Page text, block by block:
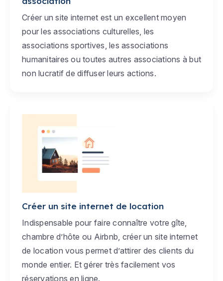
Créer un site internet est un excellent moyen
pour les associations culturelles, les
associations sportives, les associations
humanitaires ou toutes autres associations à but
non lucratif de diffuser leurs actions.
Créer un site internet de location
Indispensable pour faire connaître votre gîte,
chambre d’hôte ou Airbnb, créer un site internet
de location vous permet d’attirer des clients du
monde entier. Et gérer très facilement vos
réservations en ligne.